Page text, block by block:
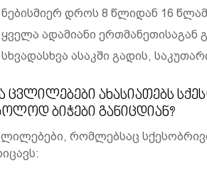
ნებისმიერ დროს 8 წლიდან 16
ყველა ადამიანი ერთმანეთისაგან
სხვადასხვა ასაკში გადის,
ცვლილებები ახასიათებს
ბიჭები განიცდიან?
რომლებსაც